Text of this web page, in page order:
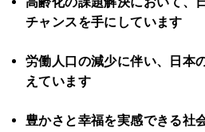
チャンスを手にしています
労働人口の減少に伴い、日本
えています
豊かさと幸福を実感できる社